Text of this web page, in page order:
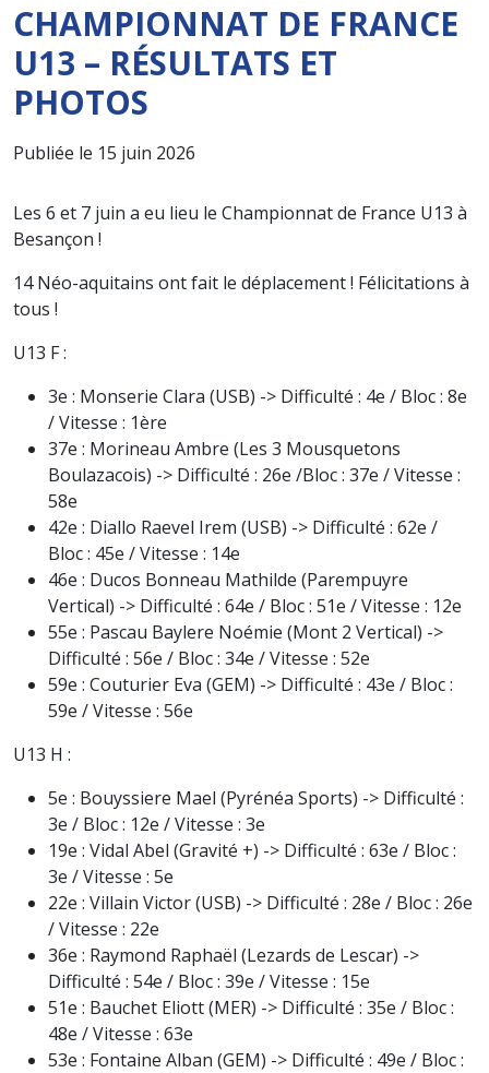
CHAMPIONNAT DE FRANCE
U13 – RÉSULTATS ET
PHOTOS
Publiée le 15 juin 2026
Les 6 et 7 juin a eu lieu le Championnat de France U13 à
Besançon !
14 Néo-aquitains ont fait le déplacement ! Félicitations à
tous !
U13 F :
3e : Monserie Clara (USB) -> Difficulté : 4e / Bloc : 8e
/ Vitesse : 1ère
37e : Morineau Ambre (Les 3 Mousquetons
Boulazacois) -> Difficulté : 26e /Bloc : 37e / Vitesse :
58e
42e : Diallo Raevel Irem (USB) -> Difficulté : 62e /
Bloc : 45e / Vitesse : 14e
46e : Ducos Bonneau Mathilde (Parempuyre
Vertical) -> Difficulté : 64e / Bloc : 51e / Vitesse : 12e
55e : Pascau Baylere Noémie (Mont 2 Vertical) ->
Difficulté : 56e / Bloc : 34e / Vitesse : 52e
59e : Couturier Eva (GEM) -> Difficulté : 43e / Bloc :
59e / Vitesse : 56e
U13 H :
5e : Bouyssiere Mael (Pyrénéa Sports) -> Difficulté :
3e / Bloc : 12e / Vitesse : 3e
19e : Vidal Abel (Gravité +) -> Difficulté : 63e / Bloc :
3e / Vitesse : 5e
22e : Villain Victor (USB) -> Difficulté : 28e / Bloc : 26e
/ Vitesse : 22e
36e : Raymond Raphaël (Lezards de Lescar) ->
Difficulté : 54e / Bloc : 39e / Vitesse : 15e
51e : Bauchet Eliott (MER) -> Difficulté : 35e / Bloc :
48e / Vitesse : 63e
53e : Fontaine Alban (GEM) -> Difficulté : 49e / Bloc :